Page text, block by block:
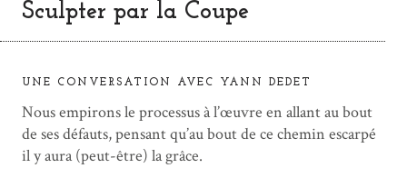
Sculpter par la Coupe
UNE CONVERSATION AVEC YANN DEDET
Nous empirons le processus à l’œuvre en allant au bout
de ses défauts, pensant qu’au bout de ce chemin escarpé
il y aura (peut-être) la grâce.